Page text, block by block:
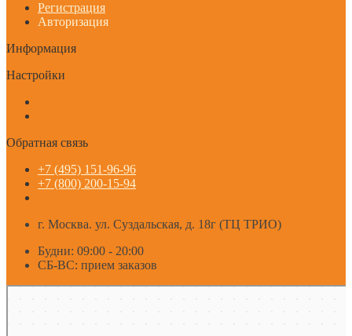
Регистрация
Авторизация
Информация
Настройки
Обратная связь
+7 (495) 151-96-96
+7 (800) 200-15-94
г. Москва. ул. Суздальская, д. 18г (ТЦ ТРИО)
Будни: 09:00 - 20:00
СБ-ВС: прием заказов